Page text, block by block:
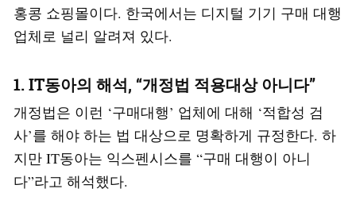
홍콩 쇼핑몰이다. 한국에서는 디지털 기기 구매 대행
업체로 널리 알려져 있다.
1. IT동아의 해석, “개정법 적용대상 아니다”
개정법은 이런 ‘구매대행’ 업체에 대해 ‘적합성 검
사’를 해야 하는 법 대상으로 명확하게 규정한다. 하
지만 IT동아는 익스펜시스를 “구매 대행이 아니
다”라고 해석했다.